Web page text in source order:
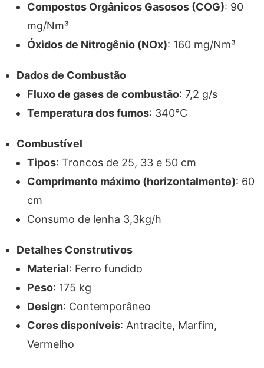
Compostos Orgânicos Gasosos (COG): 90
mg/Nm³
Óxidos de Nitrogênio (NOx): 160 mg/Nm³
Dados de Combustão
Fluxo de gases de combustão: 7,2 g/s
Temperatura dos fumos: 340°C
Combustível
Tipos: Troncos de 25, 33 e 50 cm
Comprimento máximo (horizontalmente): 60
cm
Consumo de lenha 3,3kg/h
Detalhes Construtivos
Material: Ferro fundido
Peso: 175 kg
Design: Contemporâneo
Cores disponíveis: Antracite, Marfim,
Vermelho